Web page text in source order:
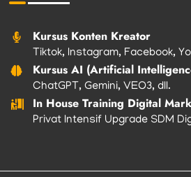
Kursus Konten Kreator
Tiktok, Instagram, Facebook,
Kursus AI (Artificial
ChatGPT, Gemini, VEO3, dll.
In House Training Digital
Privat Intensif Upgrade SDM